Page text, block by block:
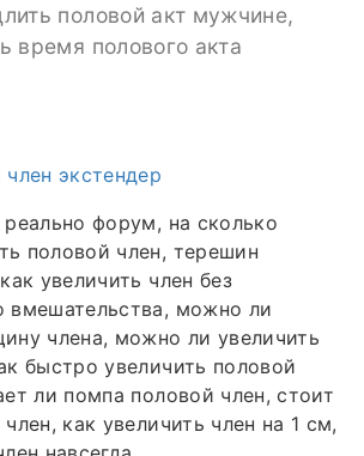
половой акт мужчине,
время полового акта
экстендер
реально форум, на сколько
половой член, терешин
увеличить член без
вмешательства, можно ли
члена, можно ли увеличить
быстро увеличить половой
ли помпа половой член, стоит
как увеличить член на 1 см,